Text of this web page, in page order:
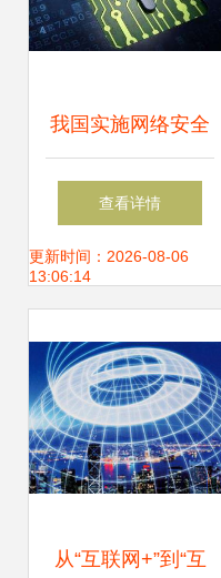
我国实施网络安全
审查的背景与思考
查看详情
更新时间：2026-08-06
13:06:14
从“互联网+”到“互